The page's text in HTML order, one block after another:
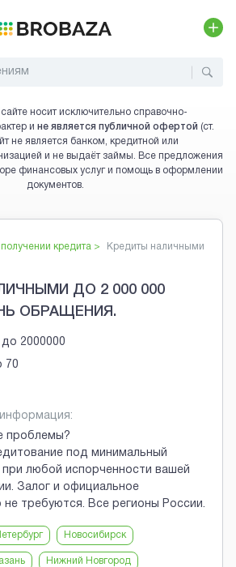
носит исключительно справочно-
и не является публичной офертой (ст.
не является банком, кредитной или
и не выдаёт займы. Все предложения
финансовых услуг и помощь в оформлении
документов.
кредита >
Кредиты наличными
ДО 2 000 000
ОБРАЩЕНИЯ.
до 2000000
70
проблемы?
под минимальный
любой испорченности вашей
Залог и официальное
не требуются. Все регионы России.
Новосибирск
Нижний Новгород